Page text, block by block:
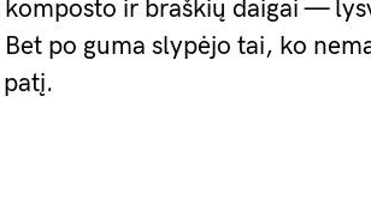
komposto ir braškių daigai —
po guma slypėjo tai, ko